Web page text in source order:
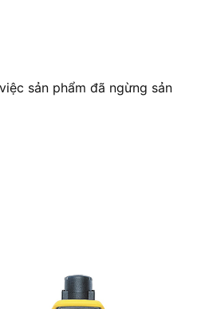
sản phẩm đã ngừng sản